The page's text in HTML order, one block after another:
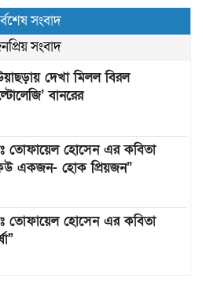
সংবাদ
সংবাদ
দেখা মিলল বিরল
বানরের
তোফায়েল হোসেন এর কবিতা
একজন- হোক প্রিয়জন”
তোফায়েল হোসেন এর কবিতা